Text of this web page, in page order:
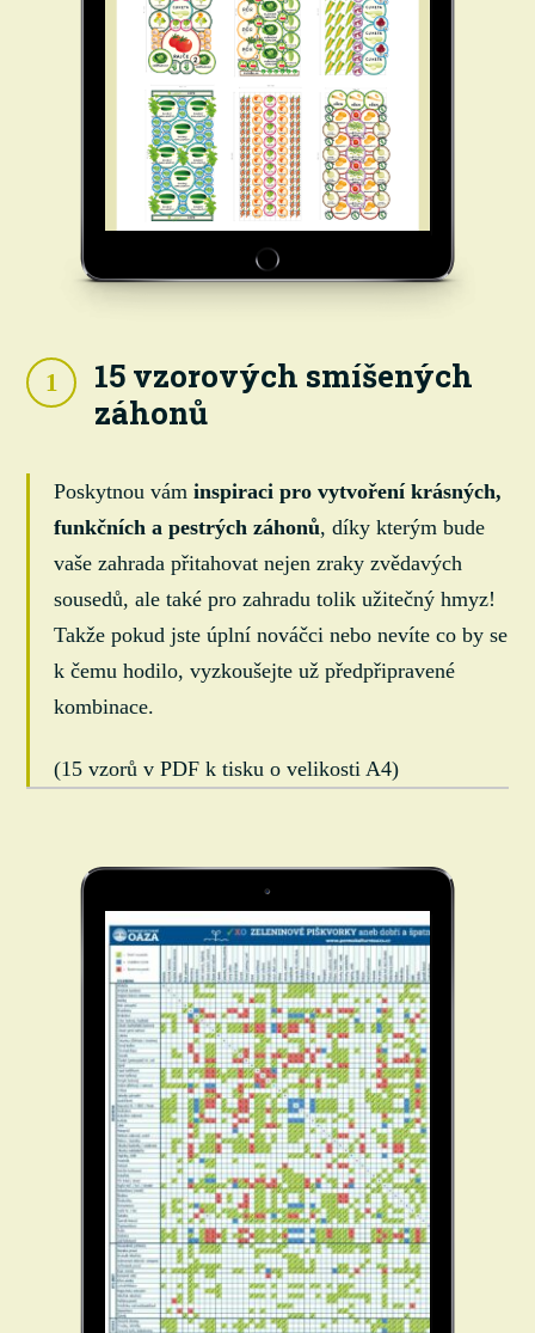
1
15 vzorových smíšených
záhonů
Poskytnou váminspiraci pro vytvoření krásných,
funkčních a pestrých záhonů, díky kterým bude
vaše zahrada přitahovat nejen zraky zvědavých
sousedů, ale také pro zahradu tolik užitečný hmyz!
Takže pokud jste úplní nováčci nebo nevíte co by se
k čemu hodilo, vyzkoušejte už předpřipravené
kombinace.
(15 vzorů v PDF k tisku o velikosti A4)